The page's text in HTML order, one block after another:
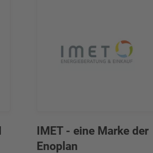
IMET - eine Marke der
Enoplan